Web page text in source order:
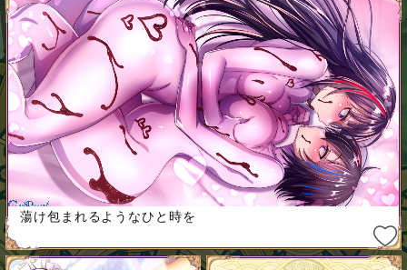
蕩け包まれるようなひと時を